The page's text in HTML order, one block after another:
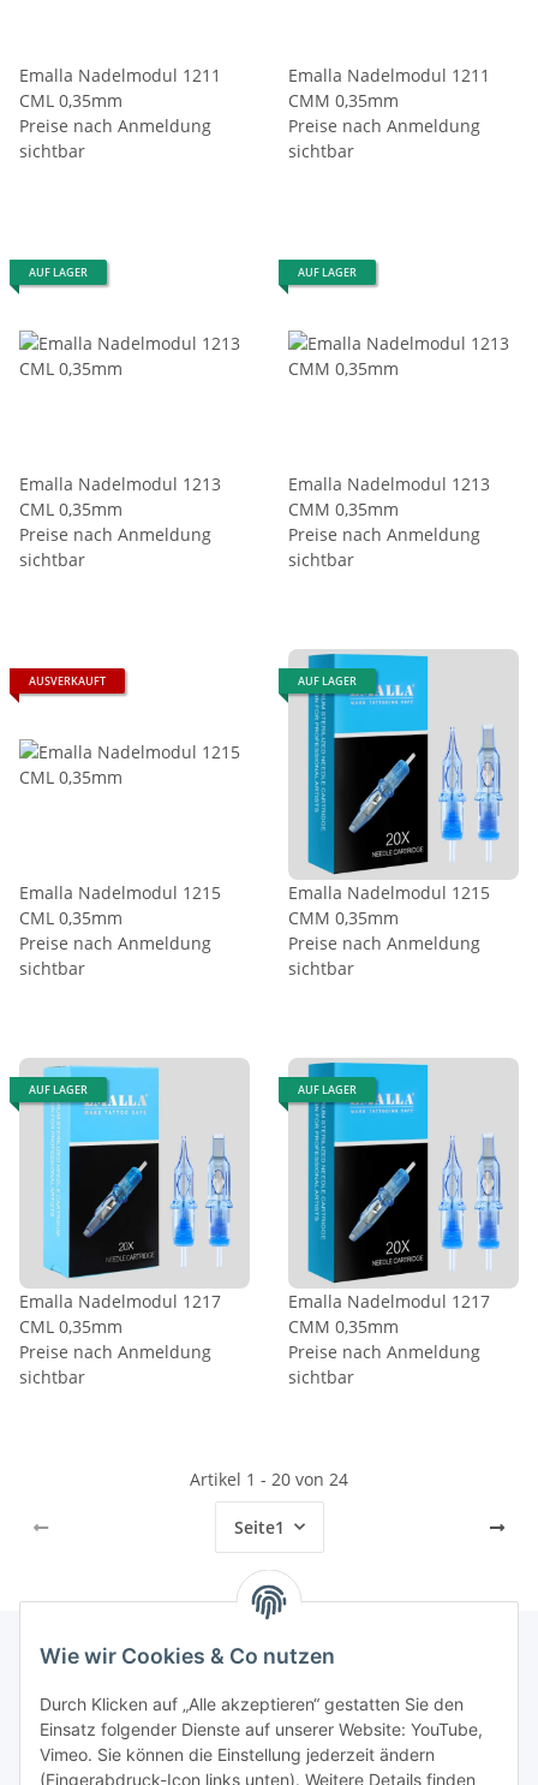
Emalla Nadelmodul 1211
CML 0,35mm
Preise nach Anmeldung
sichtbar
Emalla Nadelmodul 1211
CMM 0,35mm
Preise nach Anmeldung
sichtbar
AUF LAGER
Emalla Nadelmodul 1213
CML 0,35mm
Preise nach Anmeldung
sichtbar
AUF LAGER
Emalla Nadelmodul 1213
CMM 0,35mm
Preise nach Anmeldung
sichtbar
AUSVERKAUFT
Emalla Nadelmodul 1215
CML 0,35mm
Preise nach Anmeldung
sichtbar
AUF LAGER
Emalla Nadelmodul 1215
CMM 0,35mm
Preise nach Anmeldung
sichtbar
AUF LAGER
Emalla Nadelmodul 1217
CML 0,35mm
Preise nach Anmeldung
sichtbar
AUF LAGER
Emalla Nadelmodul 1217
CMM 0,35mm
Preise nach Anmeldung
sichtbar
Artikel 1 - 20 von 24
Seite1
INFORMATIONEN
GESETZLICHE INFORMATIONEN
Wie wir Cookies & Co nutzen
Durch Klicken auf „Alle akzeptieren“ gestatten Sie den
Einsatz folgender Dienste auf unserer Website: YouTube,
Vimeo. Sie können die Einstellung jederzeit ändern
(Fingerabdruck-Icon links unten). Weitere Details finden